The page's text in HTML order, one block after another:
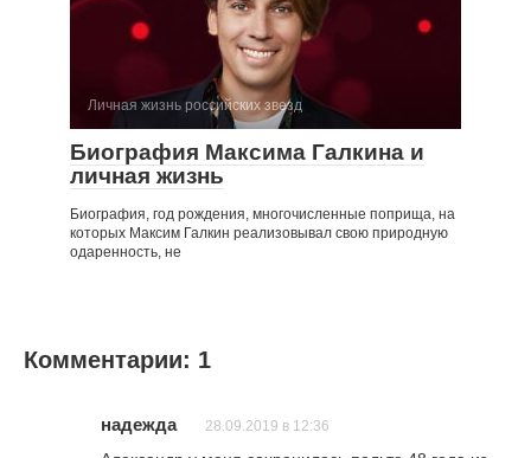
Личная жизнь российских звезд
Биография Максима Галкина и
личная жизнь
Биография, год рождения, многочисленные поприща, на
которых Максим Галкин реализовывал свою природную
одаренность, не
Комментарии: 1
надежда 28.09.2019 в 12:36